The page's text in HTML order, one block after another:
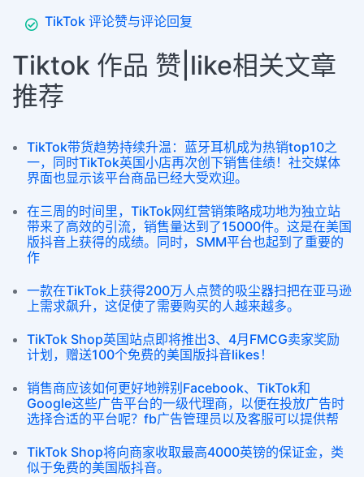
TikTok 评论赞与评论回复
Tiktok 作品 赞|like相关文章
推荐
TikTok带货趋势持续升温：蓝牙耳机成为热销top10之
一，同时TikTok英国小店再次创下销售佳绩！社交媒体
界面也显示该平台商品已经大受欢迎。
在三周的时间里，TikTok网红营销策略成功地为独立站
带来了高效的引流，销售量达到了15000件。这是在美国
版抖音上获得的成绩。同时，SMM平台也起到了重要的
作
一款在TikTok上获得200万人点赞的吸尘器扫把在亚马逊
上需求飙升，这促使了需要购买的人越来越多。
TikTok Shop英国站点即将推出3、4月FMCG卖家奖励
计划，赠送100个免费的美国版抖音likes！
销售商应该如何更好地辨别Facebook、TikTok和
Google这些广告平台的一级代理商，以便在投放广告时
选择合适的平台呢？fb广告管理员以及客服可以提供帮
TikTok Shop将向商家收取最高4000英镑的保证金，类
似于免费的美国版抖音。